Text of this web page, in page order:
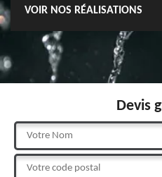
VOIR NOS RÉALISATIONS
Devis